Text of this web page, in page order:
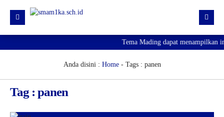
KURIKULUM
HUMAS
Tema Mading dapat menampilkan
Anda disini : Home- Tags : panen
Tag : panen